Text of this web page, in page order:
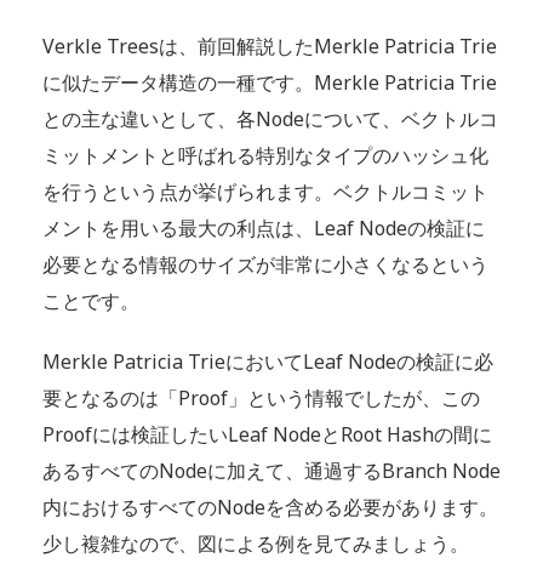
Verkle Treesは、前回解説したMerkle Patricia Trie
に似たデータ構造の一種です。Merkle Patricia Trie
との主な違いとして、各Nodeについて、ベクトルコ
ミットメントと呼ばれる特別なタイプのハッシュ化
を行うという点が挙げられます。ベクトルコミット
メントを用いる最大の利点は、Leaf Nodeの検証に
必要となる情報のサイズが非常に小さくなるという
ことです。
Merkle Patricia TrieにおいてLeaf Nodeの検証に必
要となるのは「Proof」という情報でしたが、この
Proofには検証したいLeaf NodeとRoot Hashの間に
あるすべてのNodeに加えて、通過するBranch Node
内におけるすべてのNodeを含める必要があります。
少し複雑なので、図による例を見てみましょう。